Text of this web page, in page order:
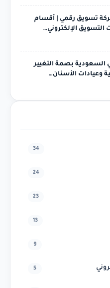
تسويق رقمي | أقسام
التسويق الإلكتروني…
بصمة التغيير
وعيادات الأسنان…
34
24
23
13
9
5